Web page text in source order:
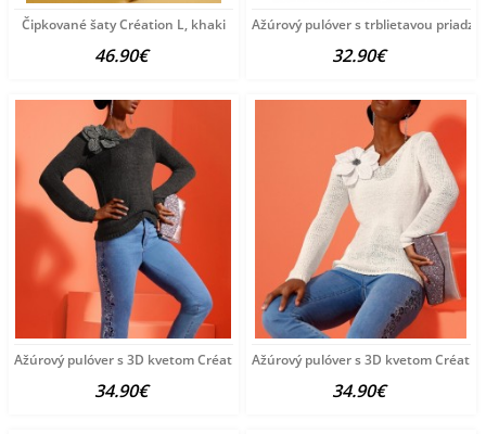
Čipkované šaty Création L, khaki
46.90€
Ažúrový pulóver s trblietavou
32.90€
Ažúrový pulóver s 3D kvetom Création L, šedý
34.90€
Ažúrový pulóver s 3D kvetom
34.90€